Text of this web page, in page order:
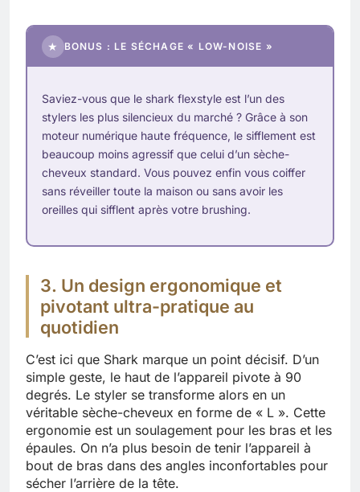
★ BONUS : LE SÉCHAGE « LOW-NOISE »
Saviez-vous que le shark flexstyle est l’un des
stylers les plus silencieux du marché ? Grâce à son
moteur numérique haute fréquence, le sifflement est
beaucoup moins agressif que celui d’un sèche-
cheveux standard. Vous pouvez enfin vous coiffer
sans réveiller toute la maison ou sans avoir les
oreilles qui sifflent après votre brushing.
3. Un design ergonomique et
pivotant ultra-pratique au
quotidien
C’est ici que Shark marque un point décisif. D’un
simple geste, le haut de l’appareil pivote à 90
degrés. Le styler se transforme alors en un
véritable sèche-cheveux en forme de « L ». Cette
ergonomie est un soulagement pour les bras et les
épaules. On n’a plus besoin de tenir l’appareil à
bout de bras dans des angles inconfortables pour
sécher l’arrière de la tête.